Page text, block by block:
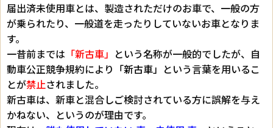
届出済未使用車とは、製造されただけのお車で、一般の方
が乗られたり、一般道を走ったりしていないお車となりま
す。
一昔前までは 「新古車」 という名称が一般的でしたが、自
動車公正競争規約により 「新古車」 という言葉を用いるこ
とが禁止されました。
新古車は、新車と混合しご検討されている方に誤解を与え
かねない、というのが理由です。